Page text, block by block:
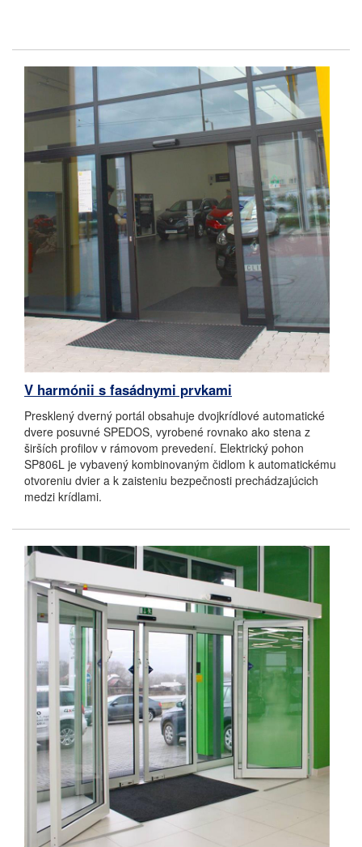
V harmónii s fasádnymi prvkami
Presklený dverný portál obsahuje dvojkrídlové automatické
dvere posuvné SPEDOS, vyrobené rovnako ako stena z
širších profilov v rámovom prevedení. Elektrický pohon
SP806L je vybavený kombinovaným čidlom k automatickému
otvoreniu dvier a k zaisteniu bezpečnosti prechádzajúcich
medzi krídlami.